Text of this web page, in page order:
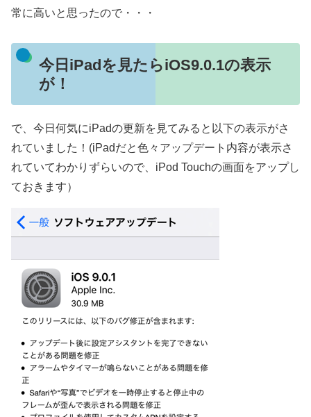
常に高いと思ったので・・・
今日iPadを見たらiOS9.0.1の表示
が！
で、今日何気にiPadの更新を見てみると以下の表示がさ
れていました！(iPadだと色々アップデート内容が表示さ
れていてわかりずらいので、iPod Touchの画面をアップし
ておきます）